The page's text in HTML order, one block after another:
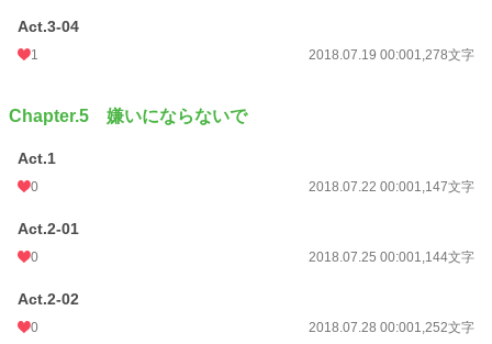
Act.3-04
1 2018.07.19 00:001,278文字
Chapter.5 嫌いにならないで
Act.1
0 2018.07.22 00:001,147文字
Act.2-01
0 2018.07.25 00:001,144文字
Act.2-02
0 2018.07.28 00:001,252文字